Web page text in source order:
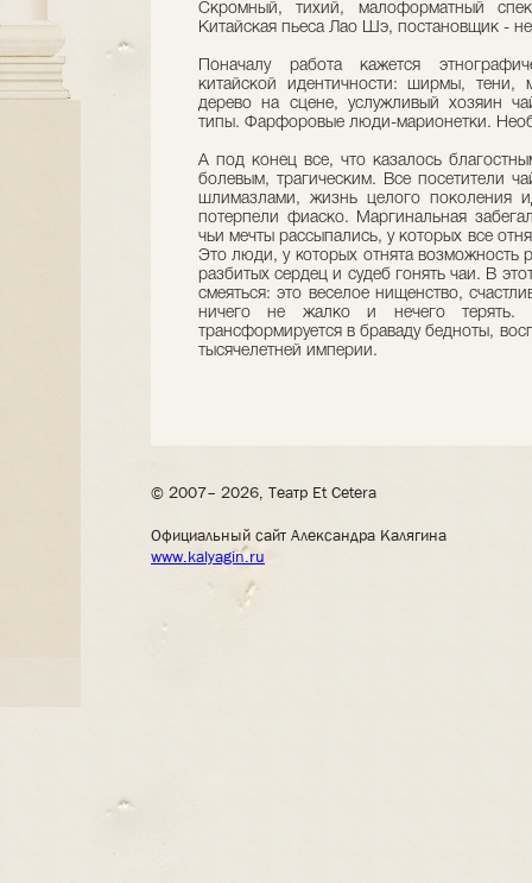
Скромный, тихий, малоформатный
Китайская пьеса Лао Шэ, постановщик -
Поначалу работа кажется
китайской идентичности: ширмы, тени,
дерево на сцене, услужливый хозяин
типы. Фарфоровые люди-марионетки.
А под конец все, что казалось
болевым, трагическим. Все посетители
шлимазлами, жизнь целого поколения
потерпели фиаско. Маргинальная
чьи мечты рассыпались, у которых все
Это люди, у которых отнята возможность
разбитых сердец и судеб гонять чаи. В
смеяться: это веселое нищенство,
ничего не жалко и нечего терять.
трансформируется в браваду бедноты,
тысячелетней империи.
© 2007– 2026, Театр Et Cetera
Официальный сайт Александра Калягина
www.kalyagin.ru